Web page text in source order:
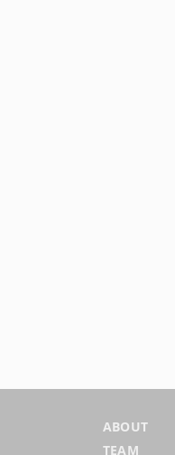
ABOUT
TEAM